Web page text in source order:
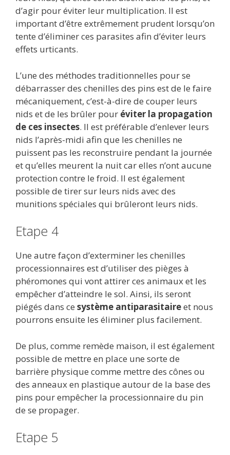
d’agir pour éviter leur multiplication. Il est
important d’être extrêmement prudent lorsqu’on
tente d’éliminer ces parasites afin d’éviter leurs
effets urticants.
L’une des méthodes traditionnelles pour se
débarrasser des chenilles des pins est de le faire
mécaniquement, c’est-à-dire de couper leurs
nids et de les brûler pour éviter la propagation
de ces insectes. Il est préférable d’enlever leurs
nids l’après-midi afin que les chenilles ne
puissent pas les reconstruire pendant la journée
et qu’elles meurent la nuit car elles n’ont aucune
protection contre le froid. Il est également
possible de tirer sur leurs nids avec des
munitions spéciales qui brûleront leurs nids.
Etape 4
Une autre façon d’exterminer les chenilles
processionnaires est d’utiliser des pièges à
phéromones qui vont attirer ces animaux et les
empêcher d’atteindre le sol. Ainsi, ils seront
piégés dans ce système antiparasitaireet nous
pourrons ensuite les éliminer plus facilement.
De plus, comme remède maison, il est également
possible de mettre en place une sorte de
barrière physique comme mettre des cônes ou
des anneaux en plastique autour de la base des
pins pour empêcher la processionnaire du pin
de se propager.
Etape 5